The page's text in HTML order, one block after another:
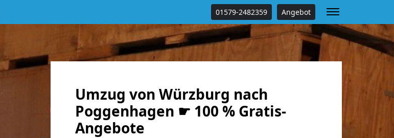
01579-2482359 Angebot
Umzug von Würzburg nach
Poggenhagen ☛ 100 % Gratis-
Angebote